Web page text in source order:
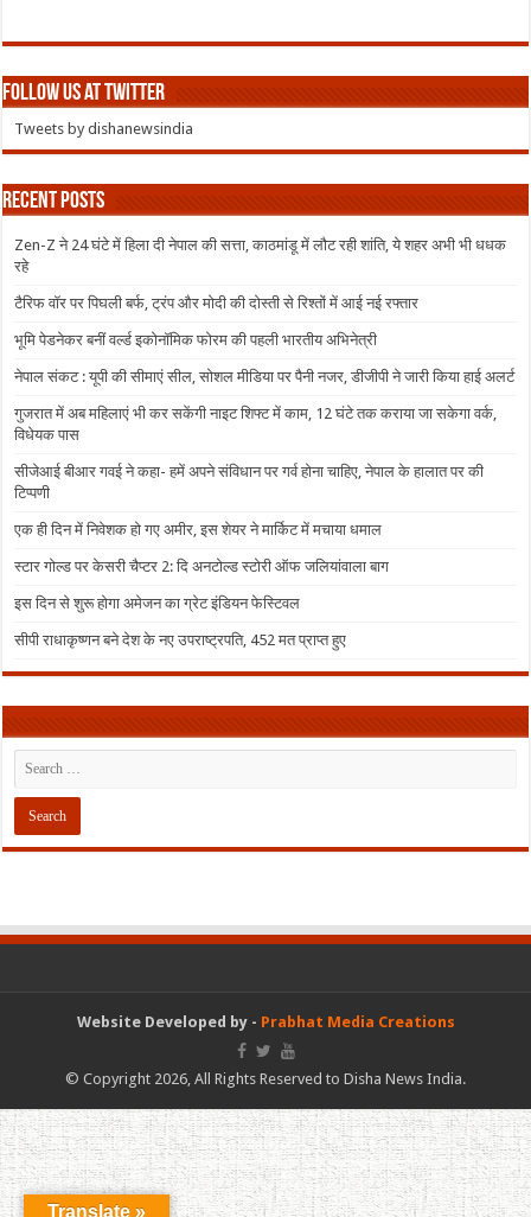
Follow us at Twitter
Tweets by dishanewsindia
Recent Posts
Zen-Z ने 24 घंटे में हिला दी नेपाल की सत्ता, काठमांडू में लौट रही शांति, ये शहर अभी भी धधक
रहे
टैरिफ वॉर पर पिघली बर्फ, ट्रंप और मोदी की दोस्ती से रिश्तों में आई नई रफ्तार
भूमि पेडनेकर बनीं वर्ल्ड इकोनॉमिक फोरम की पहली भारतीय अभिनेत्री
नेपाल संकट : यूपी की सीमाएं सील, सोशल मीडिया पर पैनी नजर, डीजीपी ने जारी किया हाई अलर्ट
गुजरात में अब महिलाएं भी कर सकेंगी नाइट शिफ्ट में काम, 12 घंटे तक कराया जा सकेगा वर्क,
विधेयक पास
सीजेआई बीआर गवई ने कहा- हमें अपने संविधान पर गर्व होना चाहिए, नेपाल के हालात पर की
टिप्पणी
एक ही दिन में निवेशक हो गए अमीर, इस शेयर ने मार्किट में मचाया धमाल
स्टार गोल्ड पर केसरी चैप्टर 2: दि अनटोल्ड स्टोरी ऑफ जलियांवाला बाग
इस दिन से शुरू होगा अमेजन का ग्रेट इंडियन फेस्टिवल
सीपी राधाकृष्णन बने देश के नए उपराष्ट्रपति, 452 मत प्राप्त हुए
Website Developed by - Prabhat Media Creations
© Copyright 2026, All Rights Reserved to Disha News India.
Translate »